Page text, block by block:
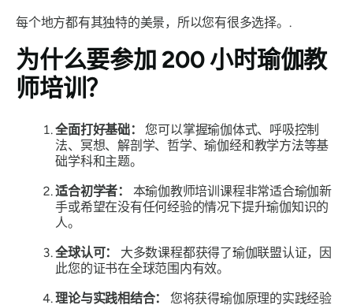
每个地方都有其独特的美景，所以您有很多选择。.
为什么要参加 200 小时瑜伽教
师培训？
全面打好基础：
您可以掌握瑜伽体式、呼吸控制
法、冥想、解剖学、哲学、瑜伽经和教学方法等基
础学科和主题。
适合初学者：
本瑜伽教师培训课程非常适合瑜伽新
手或希望在没有任何经验的情况下提升瑜伽知识的
人。
全球认可：
大多数课程都获得了瑜伽联盟认证，因
此您的证书在全球范围内有效。
理论与实践相结合：
您将获得瑜伽原理的实践经验